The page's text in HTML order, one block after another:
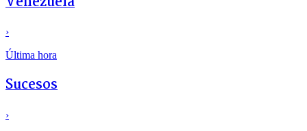
›
Última hora
Sucesos
›